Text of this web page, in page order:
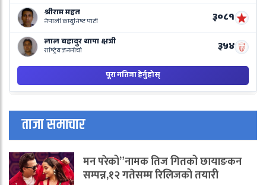
ताजा समाचार
मन परेको”नामक तिज गितको छायाङकन
सम्पन्न,१२ गतेसम्म रिलिजको तयारी